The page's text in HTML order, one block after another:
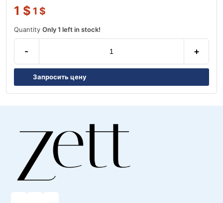
1 $ 1 $
Quantity Only 1 left in stock!
- +
Запросить цену